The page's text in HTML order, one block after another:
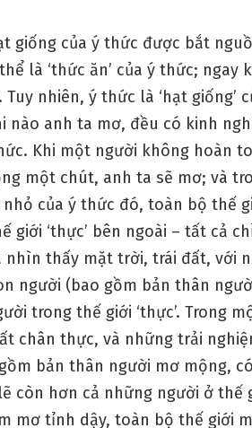
giống của ý thức được bắt
là ‘thức ăn’ của ý thức;
Tuy nhiên, ý thức là ‘hạt giống’
nào anh ta mơ, đều có kinh
Khi một người không hoàn
một chút, anh ta sẽ mơ; và
nhỏ của ý thức đó, toàn bộ thế
giới ‘thực’ bên ngoài – tất cả
nhìn thấy mặt trời, trái đất, với
người (bao gồm bản thân
trong thế giới ‘thực’. Trong
chân thực, và những trải
bản thân người mơ mộng,
còn hơn cả những người ở thế
mơ tỉnh dậy, toàn bộ thế giới